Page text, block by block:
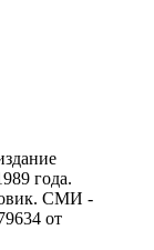
года.
CМИ -
от